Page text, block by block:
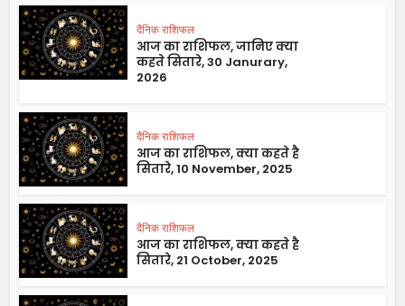
दैनिक राशिफल
आज का राशिफल, जानिए क्या
कहते सितारे, 30 Janurary,
2026
दैनिक राशिफल
आज का राशिफल, क्या कहते है
सितारे, 10 November, 2025
दैनिक राशिफल
आज का राशिफल, क्या कहते है
सितारे, 21 October, 2025